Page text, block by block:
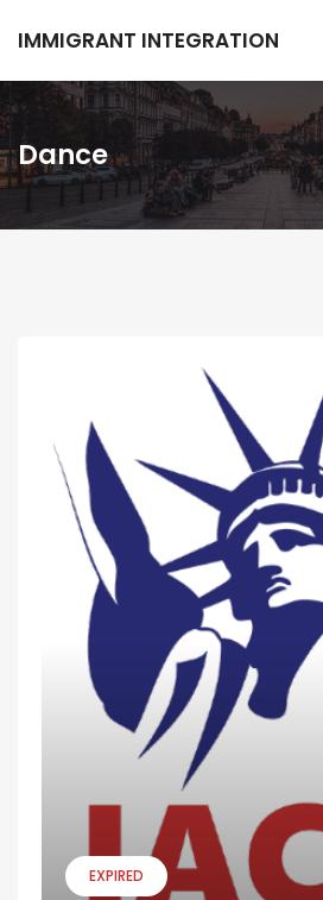
IMMIGRANT INTEGRATION
Dance
EXPIRED